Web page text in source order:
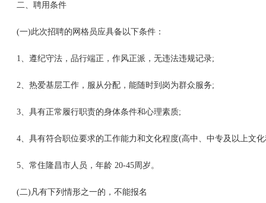
二、聘用条件
(一)此次招聘的网格员应具备以下条件：
1、遵纪守法，品行端正，作风正派，无违法违规记录;
2、热爱基层工作，服从分配，能随时到岗为群众服务;
3、具有正常履行职责的身体条件和心理素质;
4、具有符合职位要求的工作能力和文化程度(高中、中专及以上文
5、常住隆昌市人员，年龄 20-45周岁。
(二)凡有下列情形之一的，不能报名